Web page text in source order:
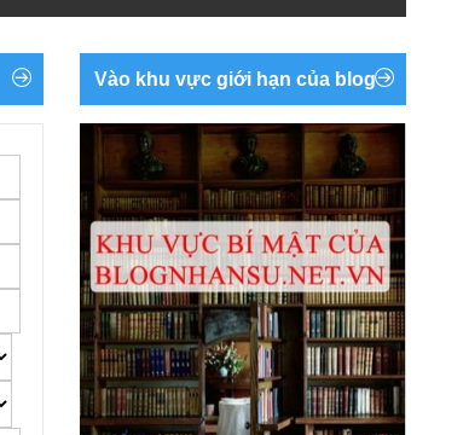
Vào khu vực giới hạn của blog